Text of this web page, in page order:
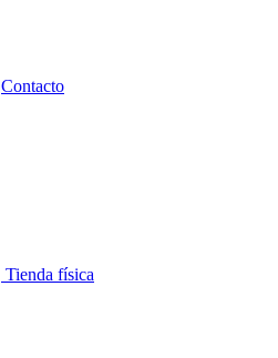
Contacto
Tienda física